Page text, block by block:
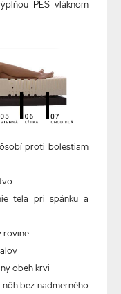
PES vláknom
proti bolestiam
tela pri spánku a
rovine
obeh krvi
bez nadmerného